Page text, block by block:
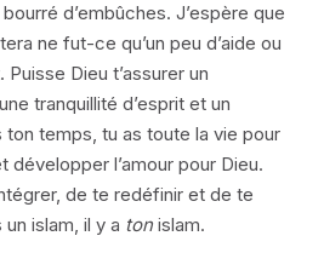
d’embûches. J’espère que
ne fut-ce qu’un peu d’aide ou
Dieu t’assurer un
tranquillité d’esprit et un
ton temps, tu as toute la vie pour
développer l’amour pour Dieu.
de te redéfinir et de te
islam, il y a ton islam.